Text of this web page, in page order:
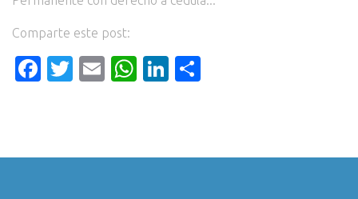
Comparte este post:
Facebook
Twitter
EmailWhatsApp
LinkedIn